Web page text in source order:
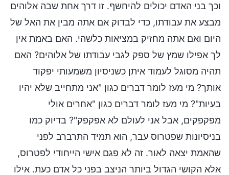
וכך בני האדם יכולים להיחשף. זו דרך אחת שבה אלוהים
מבצע את עבודתו, כדי לבדוק אם אתה מבין את האל של
היום ואם אתה מחזיק במציאות כלשהי. האם באמת אין
לך אפילו שמץ של ספק לגבי עבודתו של אלוהים? האם
תהיה מסוגל לעמוד איתן כשניסיון משמעותי יפקוד
אותך? מי מעז לומר דברים כגון "אני מתחייב שלא יהיו
בעיות"? מי מעז לומר דברים כגון "אחרים אולי
מפקפקים, אבל אני לעולם לא אפקפק"? בדיוק כמו
בניסיונות שפטרוס עבר, הוא תמיד התרברב לפני
שהאמת יצאה לאור. זה לא פגם אישי הייחודי לפטרוס,
אלא הקושי הגדול ביותר הניצב בפני כל אדם כעת. אילו